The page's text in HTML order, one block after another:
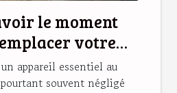
le moment
votre
appareil essentiel au
souvent négligé